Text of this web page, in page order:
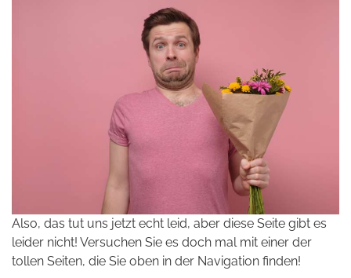
Also, das tut uns jetzt echt leid, aber diese Seite gibt es
leider nicht! Versuchen Sie es doch mal mit einer der
tollen Seiten, die Sie oben in der Navigation finden!